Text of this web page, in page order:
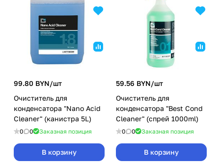
99.80 BYN/шт
Очиститель для
конденсатора "Nano Acid
Cleaner" (канистра 5L)
0 0 Заказная позиция
В корзину
59.56 BYN/шт
Очиститель для
конденсатора "Best Cond
Cleaner" (спрей 1000ml)
0 0 Заказная позиция
В корзину